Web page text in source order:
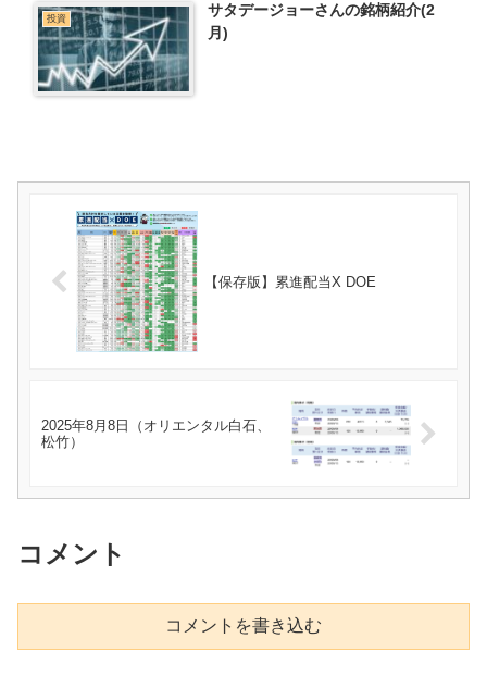
投資
サタデージョーさんの銘柄紹介(2
月)
【保存版】累進配当X DOE
2025年8月8日（オリエンタル白石、
松竹）
コメント
コメントを書き込む